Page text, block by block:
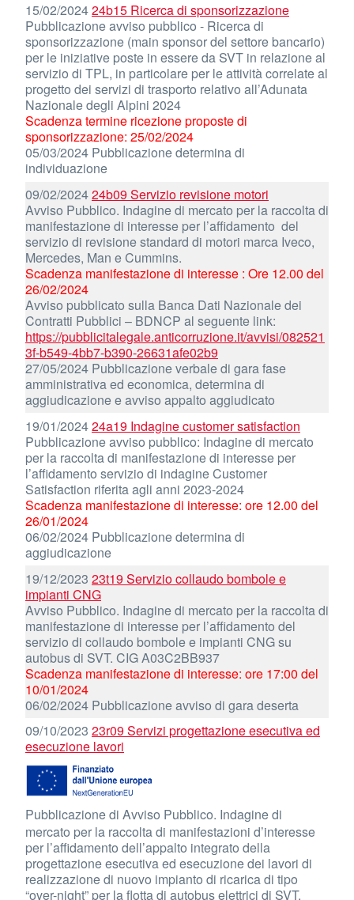
15/02/202424b15 Ricerca di sponsorizzazione
Pubblicazione avviso pubblico - Ricerca di
sponsorizzazione (main sponsor del settore bancario)
per le iniziative poste in essere da SVT in relazione al
servizio di TPL, in particolare per le attività correlate al
progetto dei servizi di trasporto relativo all’Adunata
Nazionale degli Alpini 2024
Scadenza termine ricezione proposte di
sponsorizzazione: 25/02/2024
05/03/2024 Pubblicazione determina di
individuazione
09/02/202424b09 Servizio revisione motori
Avviso Pubblico. Indagine di mercato per la raccolta di
manifestazione di interesse per l’affidamento del
servizio di revisione standard di motori marca Iveco,
Mercedes, Man e Cummins.
Scadenza manifestazione di interesse : Ore 12.00 del
26/02/2024
Avviso pubblicato sulla Banca Dati Nazionale dei
Contratti Pubblici – BDNCP al seguente link:
https://pubblicitalegale.anticorruzione.it/avvisi/082521
3f-b549-4bb7-b390-26631afe02b9
27/05/2024 Pubblicazione verbale di gara fase
amministrativa ed economica, determina di
aggiudicazione e avviso appalto aggiudicato
19/01/202424a19 Indagine customer satisfaction
Pubblicazione avviso pubblico: Indagine di mercato
per la raccolta di manifestazione di interesse per
l’affidamento servizio di indagine Customer
Satisfaction riferita agli anni 2023-2024
Scadenza manifestazione di interesse: ore 12.00 del
26/01/2024
06/02/2024 Pubblicazione determina di
aggiudicazione
19/12/2023 23t19 Servizio collaudo bombole e
impianti CNG
Avviso Pubblico. Indagine di mercato per la raccolta di
manifestazione di interesse per l’affidamento del
servizio di collaudo bombole e impianti CNG su
autobus di SVT. CIG A03C2BB937
Scadenza manifestazione di interesse: ore 17:00 del
10/01/2024
06/02/2024 Pubblicazione avviso di gara deserta
09/10/2023 23r09 Servizi progettazione esecutiva ed
esecuzione lavori
Pubblicazione di Avviso Pubblico. Indagine di
mercato per la raccolta di manifestazioni d’interesse
per l’affidamento dell’appalto integrato della
progettazione esecutiva ed esecuzione dei lavori di
realizzazione di nuovo impianto di ricarica di tipo
“over-night” per la flotta di autobus elettrici di SVT.